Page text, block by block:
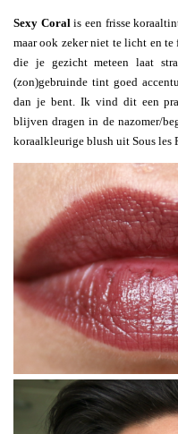
Sexy Coralis een frisse
maar ook zeker niet te licht en
die je gezicht meteen laat
(zon)gebruinde tint goed
dan je bent. Ik vind dit een
blijven dragen in de nazomer/
koraalkleurige blush uit Sous les